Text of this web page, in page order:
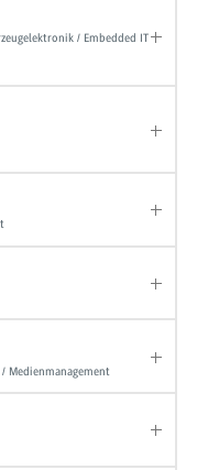
/ Embedded IT
Medienmanagement